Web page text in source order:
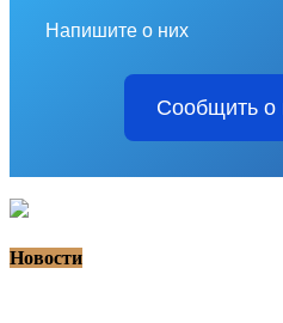
Напишите о них
Сообщить о
Новости